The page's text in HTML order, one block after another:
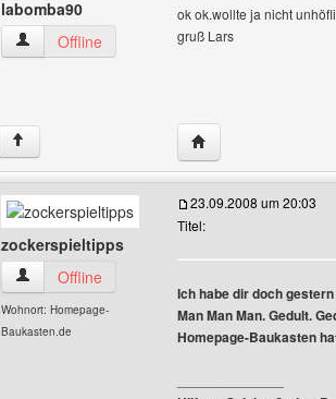
labomba90
labomba90 Benutzer-Profile anzeigen
Offline
ok ok.wollte ja nicht
gruß Lars
↑ Website dieses
zockerspieltipps
zockerspieltipps Benutzer-Profile anzeigen
Offline
Wohnort: Homepage-
Baukasten.de
23.09.2008 um 20:03
Titel:
Ich habe dir doch
Man Man Man. Gedult.
Homepage-Baukasten